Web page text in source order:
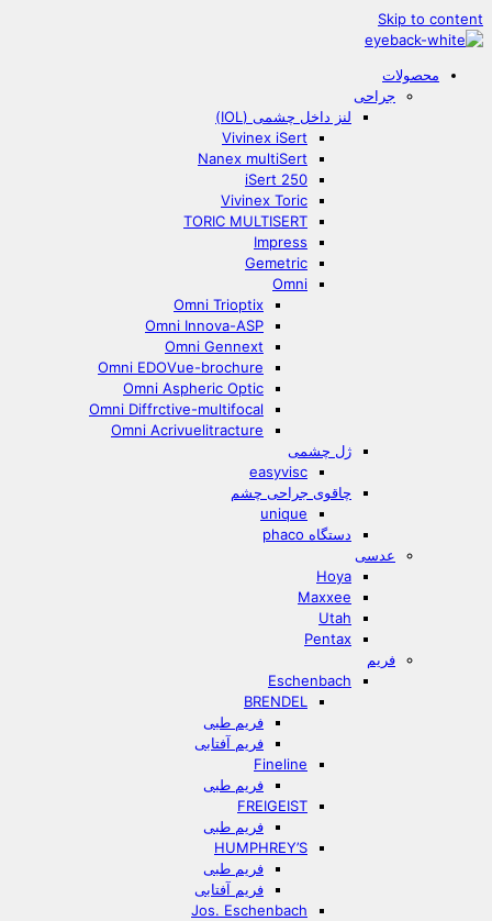
Skip to content
محصولات
جراحی
لنز داخل چشمی (IOL)
Vivinex iSert
Nanex multiSert
iSert 250
Vivinex Toric
TORIC MULTISERT
Impress
Gemetric
Omni
Omni Trioptix
Omni Innova-ASP
Omni Gennext
Omni EDOVue-brochure
Omni Aspheric Optic
Omni Diffrctive-multifocal
Omni Acrivuelitracture
ژل چشمی
easyvisc
چاقوی جراحی چشم
unique
دستگاه phaco
عدسی
Hoya
Maxxee
Utah
Pentax
فریم
Eschenbach
BRENDEL
فریم طبی
فریم آفتابی
Fineline
فریم طبی
FREIGEIST
فریم طبی
HUMPHREY’S
فریم طبی
فریم آفتابی
Jos. Eschenbach